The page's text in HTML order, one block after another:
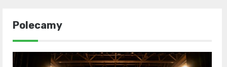
Polecamy